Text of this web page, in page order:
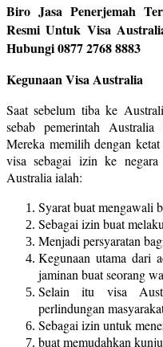
Biro Jasa Penerjemah
Resmi Untuk Visa
Hubungi 0877 2768 8883
Kegunaan Visa Australia
Saat sebelum tiba ke
sebab pemerintah
Mereka memilih dengan
visa sebagai izin ke
Australia ialah:
Syarat buat mengawali
Sebagai izin buat
Menjadi persyaratan
Kegunaan utama dari
jaminan buat seorang
Selain itu visa
perlindungan
Sebagai izin untuk
buat memudahkan